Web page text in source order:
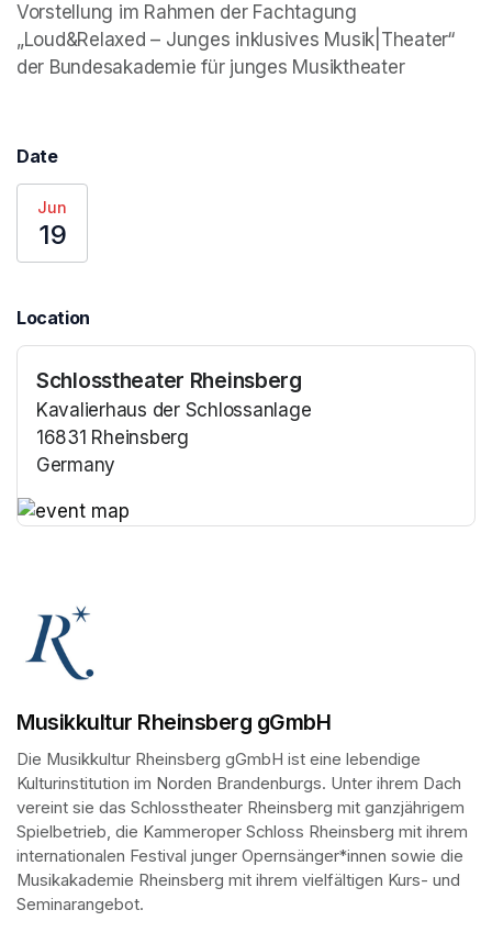
Vorstellung im Rahmen der Fachtagung
„Loud&Relaxed – Junges inklusives Musik|Theater“
der Bundesakademie für junges Musiktheater
Date
Jun
19
Location
Schlosstheater Rheinsberg
Kavalierhaus der Schlossanlage
16831 Rheinsberg
Germany
Musikkultur Rheinsberg gGmbH
Die Musikkultur Rheinsberg gGmbH ist eine lebendige
Kulturinstitution im Norden Brandenburgs. Unter ihrem Dach
vereint sie das Schlosstheater Rheinsberg mit ganzjährigem
Spielbetrieb, die Kammeroper Schloss Rheinsberg mit ihrem
internationalen Festival junger Opernsänger*innen sowie die
Musikakademie Rheinsberg mit ihrem vielfältigen Kurs- und
Seminarangebot.